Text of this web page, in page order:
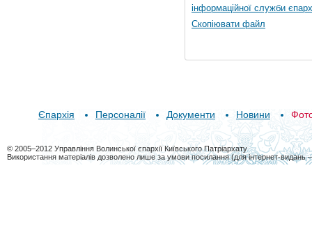
інформаційної служби
Скопіювати файл
Єпархія Персоналії Документи Новини
© 2005–2012 Управління Волинської єпархії Київського Патріархату
Використання матеріалів дозволено лише за умови посилання (для інтернет-видань